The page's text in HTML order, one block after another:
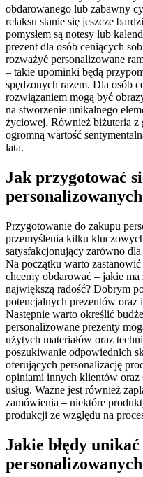
obdarowanego lub zabawny
relaksu stanie się jeszcze
pomysłem są notesy lub
prezent dla osób ceniących
rozważyć personalizowane
– takie upominki będą
spędzonych razem. Dla osób
rozwiązaniem mogą być
na stworzenie unikalnego
życiowej. Również biżuteria z
ogromną wartość
lata.
Jak przygotować
Przygotowanie do zakupu
przemyślenia kilku
satysfakcjonujący zarówno
Na początku warto
chcemy obdarować – jakie
największą radość? Dobrym
potencjalnych prezentów oraz
Następnie warto określić
personalizowane prezenty
użytych materiałów oraz
poszukiwanie odpowiednich
oferujących personalizację
opiniami innych klientów oraz
usług. Ważne jest również
zamówienia – niektóre
produkcji ze względu na
Jakie błędy